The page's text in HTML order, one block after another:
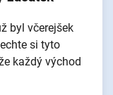
byl včerejšek
si tyto
každý východ